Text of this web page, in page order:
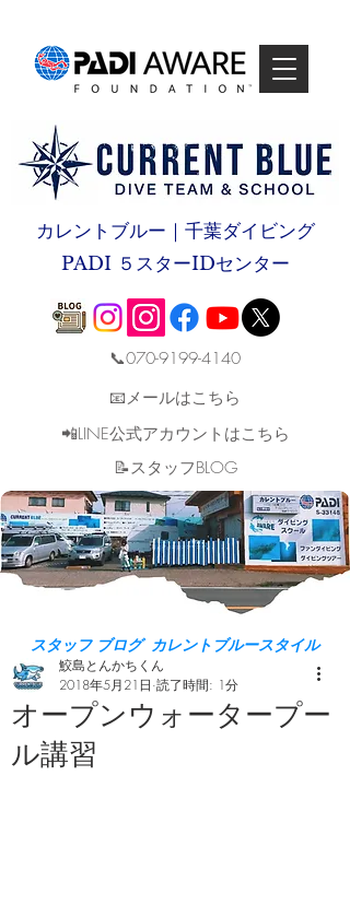
カレントブルー｜千葉ダイビング
PADI ５スターIDセンター
📞070-9199-4140
📧メールはこちら
📲LINE公式アカウントはこちら
​📝スタッフBLOG
スタッフ ブログ カレントブルースタイル
オープンウォータープー
ル講習
鮫島とんかちくん
2018年5月21日 読了時間: 1分